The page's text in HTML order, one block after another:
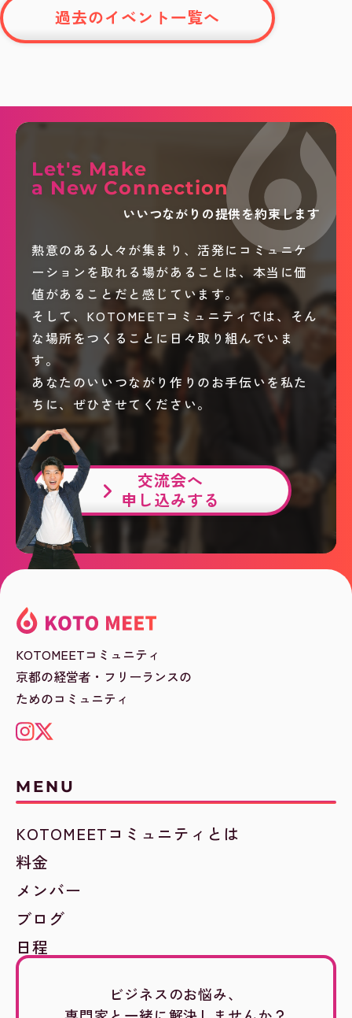
過去のイベント一覧へ
Let's Make
a New Connection
いいつながりの提供を約束します
熱意のある人々が集まり、活発にコミュニケ
ーションを取れる場があることは、本当に価
値があることだと感じています。
そして、KOTOMEETコミュニティでは、そん
な場所をつくることに日々取り組んでいま
す。
あなたのいいつながり作りのお手伝いを私た
ちに、ぜひさせてください。
交流会へ
申し込みする
KOTOMEETコミュニティ
京都の経営者・フリーランスの
ためのコミュニティ
MENU
KOTOMEETコミュニティとは
料金
メンバー
ブログ
日程
ビジネスのお悩み、